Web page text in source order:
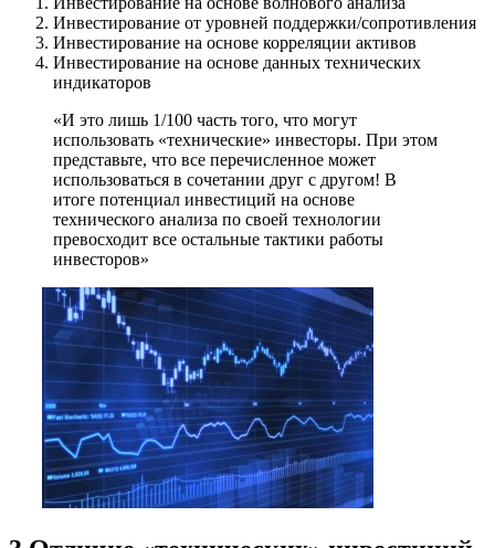
Инвестирование от уровней поддержки/сопротивления
Инвестирование на основе корреляции активов
Инвестирование на основе данных технических
индикаторов
«И это лишь 1/100 часть того, что могут
использовать «технические» инвесторы. При этом
представьте, что все перечисленное может
использоваться в сочетании друг с другом! В
итоге потенциал инвестиций на основе
технического анализа по своей технологии
превосходит все остальные тактики работы
инвесторов»